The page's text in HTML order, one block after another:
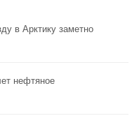
в Арктику заметно
нефтяное